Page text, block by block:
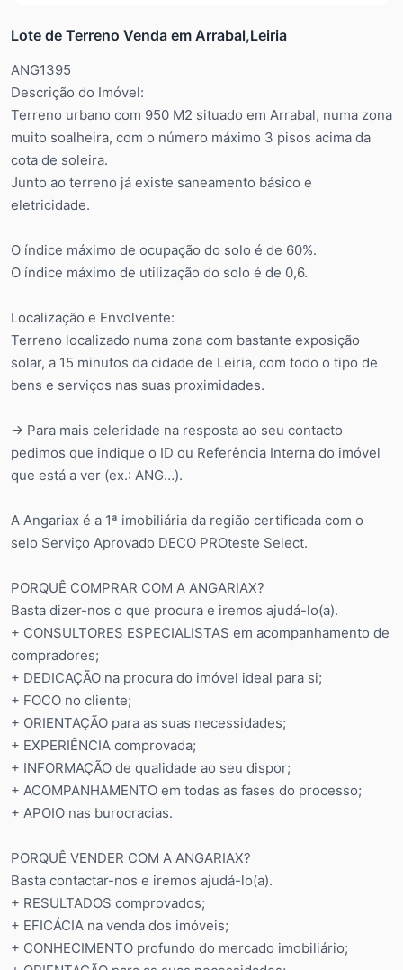
Lote de Terreno Venda em Arrabal,Leiria
ANG1395
Descrição do Imóvel:
Terreno urbano com 950 M2 situado em Arrabal, numa zona
muito soalheira, com o número máximo 3 pisos acima da
cota de soleira.
Junto ao terreno já existe saneamento básico e
eletricidade.
O índice máximo de ocupação do solo é de 60%.
O índice máximo de utilização do solo é de 0,6.
Localização e Envolvente:
Terreno localizado numa zona com bastante exposição
solar, a 15 minutos da cidade de Leiria, com todo o tipo de
bens e serviços nas suas proximidades.
-> Para mais celeridade na resposta ao seu contacto
pedimos que indique o ID ou Referência Interna do imóvel
que está a ver (ex.: ANG…).
A Angariax é a 1ª imobiliária da região certificada com o
selo Serviço Aprovado DECO PROteste Select.
PORQUÊ COMPRAR COM A ANGARIAX?
Basta dizer-nos o que procura e iremos ajudá-lo(a).
+ CONSULTORES ESPECIALISTAS em acompanhamento de
compradores;
+ DEDICAÇÃO na procura do imóvel ideal para si;
+ FOCO no cliente;
+ ORIENTAÇÃO para as suas necessidades;
+ EXPERIÊNCIA comprovada;
+ INFORMAÇÃO de qualidade ao seu dispor;
+ ACOMPANHAMENTO em todas as fases do processo;
+ APOIO nas burocracias.
PORQUÊ VENDER COM A ANGARIAX?
Basta contactar-nos e iremos ajudá-lo(a).
+ RESULTADOS comprovados;
+ EFICÁCIA na venda dos imóveis;
+ CONHECIMENTO profundo do mercado imobiliário;